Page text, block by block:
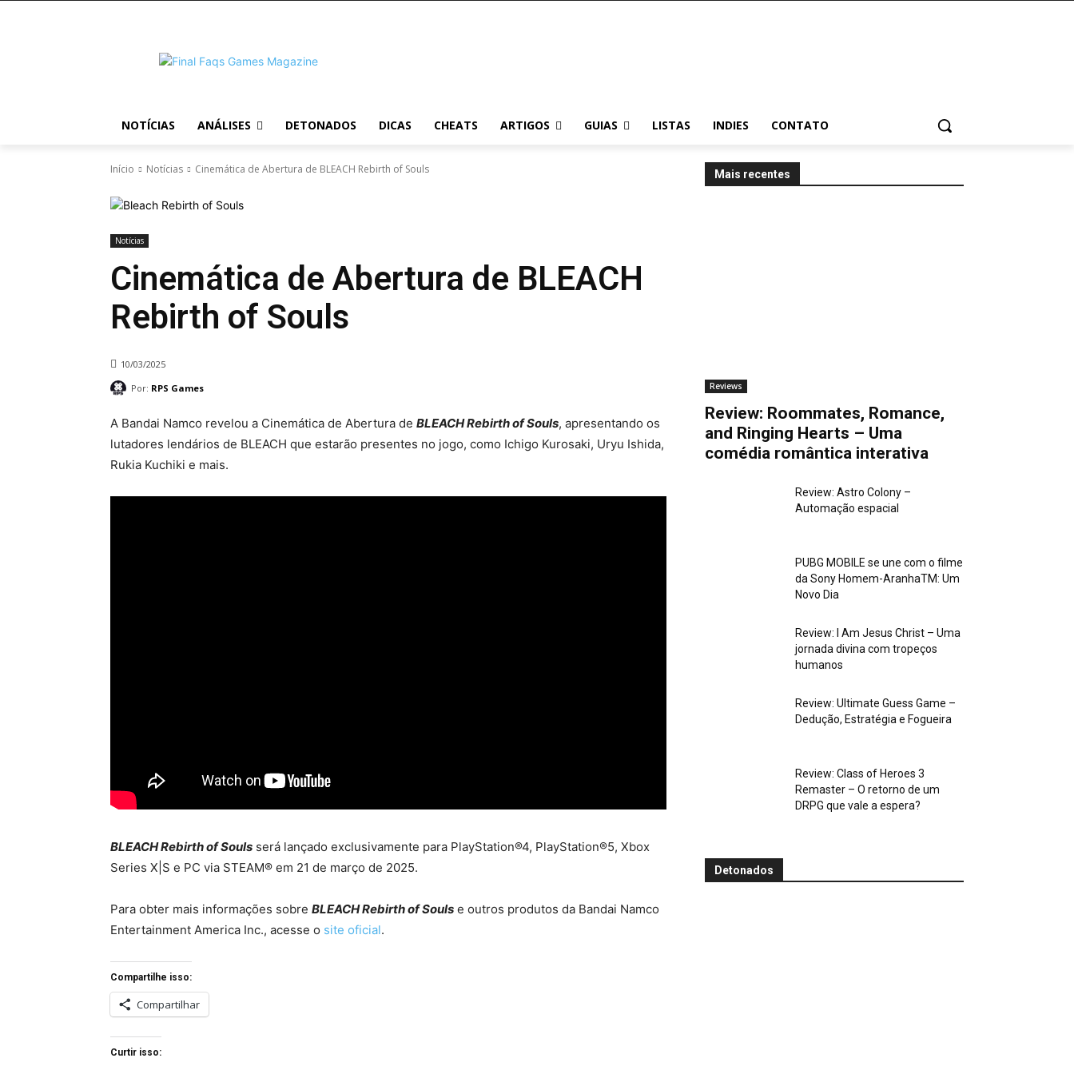
NOTÍCIAS ANÁLISES DETONADOS DICAS CHEATS ARTIGOS GUIAS LISTAS INDIES CONTATO
Início Notícias Cinemática de Abertura de BLEACH Rebirth of Souls
Notícias
Cinemática de Abertura de BLEACH
Rebirth of Souls
10/03/2025
Por: RPS Games
A Bandai Namco revelou a Cinemática de Abertura de BLEACH Rebirth of Souls, apresentando os
lutadores lendários de BLEACH que estarão presentes no jogo, como Ichigo Kurosaki, Uryu Ishida,
Rukia Kuchiki e mais.
BLEACH Rebirth of Souls será lançado exclusivamente para PlayStation®4, PlayStation®5, Xbox
Series X|S e PC via STEAM® em 21 de março de 2025.
Para obter mais informações sobre BLEACH Rebirth of Souls e outros produtos da Bandai Namco
Entertainment America Inc., acesse o site oficial.
Compartilhe isso:
Compartilhar
Curtir isso:
Mais recentes
Reviews
Review: Roommates, Romance,
and Ringing Hearts – Uma
comédia romântica interativa
Review: Astro Colony –
Automação espacial
PUBG MOBILE se une com o filme
da Sony Homem-AranhaTM: Um
Novo Dia
Review: I Am Jesus Christ – Uma
jornada divina com tropeços
humanos
Review: Ultimate Guess Game –
Dedução, Estratégia e Fogueira
Review: Class of Heroes 3
Remaster – O retorno de um
DRPG que vale a espera?
Detonados